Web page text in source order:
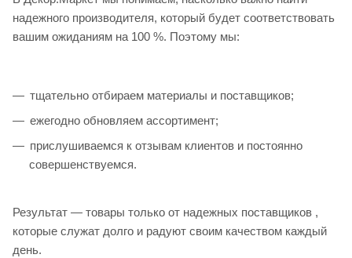
надежного производителя, который будет соответствовать
вашим ожиданиям на 100 %. Поэтому мы:
тщательно отбираем материалы и поставщиков;
ежегодно обновляем ассортимент;
прислушиваемся к отзывам клиентов и постоянно
совершенствуемся.
Результат — товары только от надежных поставщиков ,
которые служат долго и радуют своим качеством каждый
день.